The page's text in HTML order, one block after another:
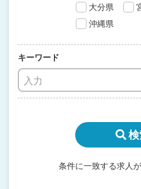
大分県
沖縄県
キーワード
条件に一致する求人が